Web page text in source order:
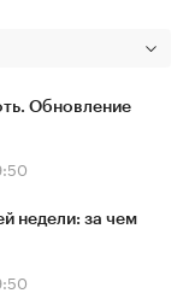
Обновление
недели: за чем